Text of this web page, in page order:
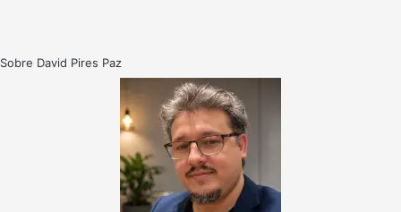
Sobre David Pires Paz